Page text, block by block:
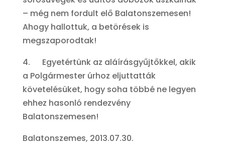
– még nem fordult elő Balatonszemesen!
Ahogy hallottuk, a betörések is
megszaporodtak!
4. Egyetértünk az aláírásgyűjtőkkel, akik
a Polgármester úrhoz eljuttatták
követelésüket, hogy soha többé ne legyen
ehhez hasonló rendezvény
Balatonszemesen!
Balatonszemes, 2013.07.30.